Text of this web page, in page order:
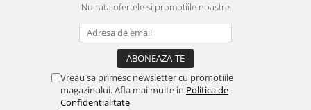
Nu rata ofertele si promotiile noastre
Vreau sa primesc newsletter cu promotiile
magazinului. Afla mai multe in Politica de
Confidentialitate